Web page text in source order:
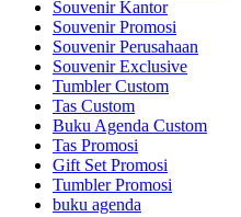
Souvenir Kantor
Souvenir Promosi
Souvenir Perusahaan
Souvenir Exclusive
Tumbler Custom
Tas Custom
Buku Agenda Custom
Tas Promosi
Gift Set Promosi
Tumbler Promosi
buku agenda